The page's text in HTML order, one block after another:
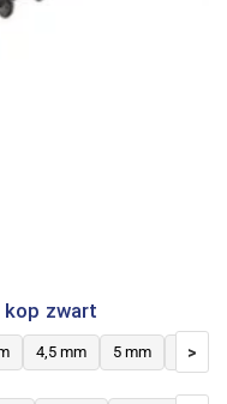
zwart
4,5 mm 5 mm 6 mm
>